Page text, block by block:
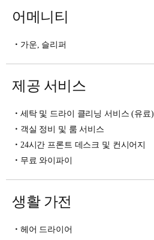
어메니티
가운, 슬리퍼
제공 서비스
세탁 및 드라이 클리닝 서비스 (유료)
객실 정비 및 룸 서비스
24시간 프론트 데스크 및 컨시어지
무료 와이파이
생활 가전
헤어 드라이어